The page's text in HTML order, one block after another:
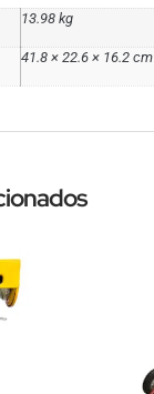
13.98 kg
41.8 × 22.6 × 16.2 cm